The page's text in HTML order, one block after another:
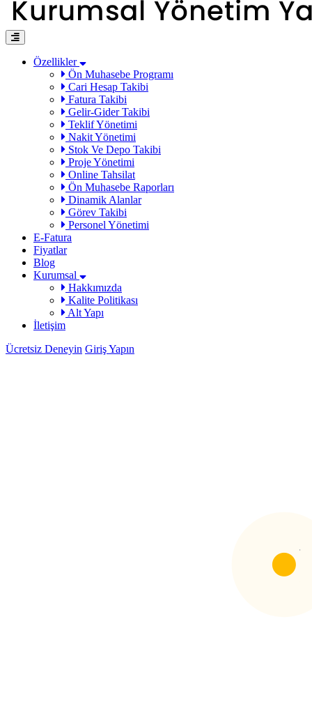
Özellikler
Ön Muhasebe Programı
Cari Hesap Takibi
Fatura Takibi
Gelir-Gider Takibi
Teklif Yönetimi
Nakit Yönetimi
Stok Ve Depo Takibi
Proje Yönetimi
Online Tahsilat
Ön Muhasebe Raporları
Dinamik Alanlar
Görev Takibi
Personel Yönetimi
E-Fatura
Fiyatlar
Blog
Kurumsal
Hakkımızda
Kalite Politikası
Alt Yapı
İletişim
Ücretsiz Deneyin Giriş Yapın